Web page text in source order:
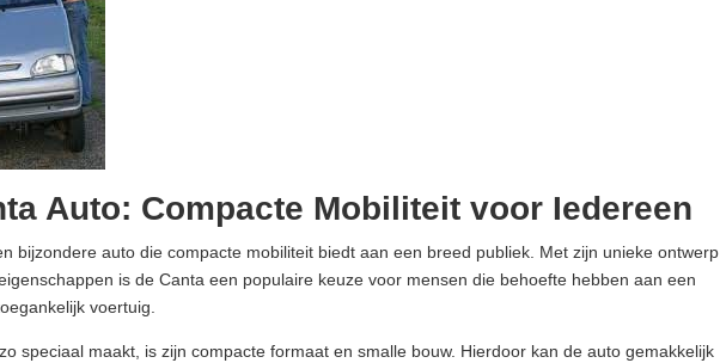
Auto: Compacte Mobiliteit voor Iedereen
bijzondere auto die compacte mobiliteit biedt aan een breed publiek. Met zijn unieke ontwerp
is de Canta een populaire keuze voor mensen die behoefte hebben aan een
voertuig.
speciaal maakt, is zijn compacte formaat en smalle bouw. Hierdoor kan de auto gemakkelijk